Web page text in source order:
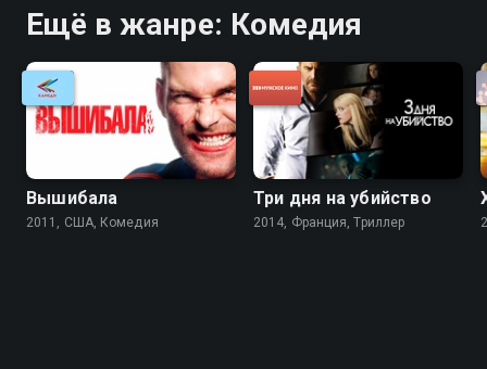
Ещё в жанре: Комедия
Вышибала
2011, США, Комедия
Три дня на убийство
2014, Франция, Триллер